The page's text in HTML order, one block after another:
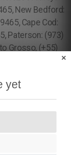
yet
×